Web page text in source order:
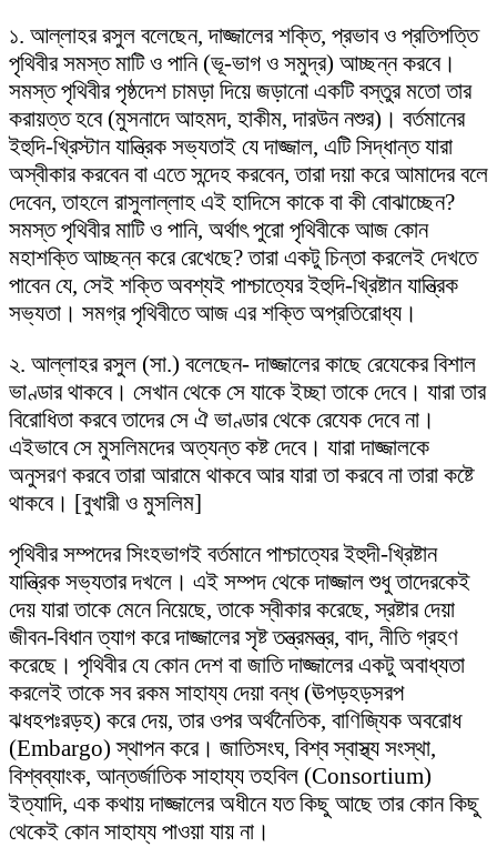
১. আল্লাহর রসুল বলেছেন, দাজ্জালের শক্তি, প্রভাব ও প্রতিপত্তি
পৃথিবীর সমস্ত মাটি ও পানি (ভূ-ভাগ ও সমুদ্র) আচ্ছন্ন করবে।
সমস্ত পৃথিবীর পৃষ্ঠদেশ চামড়া দিয়ে জড়ানো একটি বস্তুর মতো তার
করায়ত্ত হবে (মুসনাদে আহমদ, হাকীম, দারউন নশুর)। বর্তমানের
ইহুদি-খ্রিস্টান যান্ত্রিক সভ্যতাই যে দাজ্জাল, এটি সিদ্ধান্ত যারা
অস্বীকার করবেন বা এতে সন্দেহ করবেন, তারা দয়া করে আমাদের বলে
দেবেন, তাহলে রাসুলাল্লাহ এই হাদিসে কাকে বা কী বোঝাচ্ছেন?
সমস্ত পৃথিবীর মাটি ও পানি, অর্থাৎ পুরো পৃথিবীকে আজ কোন
মহাশক্তি আচ্ছন্ন করে রেখেছে? তারা একটু চিন্তা করলেই দেখতে
পাবেন যে, সেই শক্তি অবশ্যই পাশ্চাত্যের ইহুদি-খ্রিষ্টান যান্ত্রিক
সভ্যতা। সমগ্র পৃথিবীতে আজ এর শক্তি অপ্রতিরোধ্য।
২. আল্লাহর রসুল (সা.) বলেছেন- দাজ্জালের কাছে রেযেকের বিশাল
ভাণ্ডার থাকবে। সেখান থেকে সে যাকে ইচ্ছা তাকে দেবে। যারা তার
বিরোধিতা করবে তাদের সে ঐ ভাণ্ডার থেকে রেযেক দেবে না।
এইভাবে সে মুসলিমদের অত্যন্ত কষ্ট দেবে। যারা দাজ্জালকে
অনুসরণ করবে তারা আরামে থাকবে আর যারা তা করবে না তারা কষ্টে
থাকবে। [বুখারী ও মুসলিম]
পৃথিবীর সম্পদের সিংহভাগই বর্তমানে পাশ্চাত্যের ইহুদী-খ্রিষ্টান
যান্ত্রিক সভ্যতার দখলে। এই সম্পদ থেকে দাজ্জাল শুধু তাদেরকেই
দেয় যারা তাকে মেনে নিয়েছে, তাকে স্বীকার করেছে, স্রষ্টার দেয়া
জীবন-বিধান ত্যাগ করে দাজ্জালের সৃষ্ট তন্ত্রমন্ত্র, বাদ, নীতি গ্রহণ
করেছে। পৃথিবীর যে কোন দেশ বা জাতি দাজ্জালের একটু অবাধ্যতা
করলেই তাকে সব রকম সাহায্য দেয়া বন্ধ (ঊপড়হড়সরপ
ঝধহপঃরড়হ) করে দেয়, তার ওপর অর্থনৈতিক, বাণিজ্যিক অবরোধ
(Embargo) স্থাপন করে। জাতিসংঘ, বিশ্ব স্বাস্থ্য সংস্থা,
বিশ্বব্যাংক, আন্তর্জাতিক সাহায্য তহবিল (Consortium)
ইত্যাদি, এক কথায় দাজ্জালের অধীনে যত কিছু আছে তার কোন কিছু
থেকেই কোন সাহায্য পাওয়া যায় না।